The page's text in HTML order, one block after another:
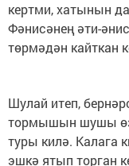
кертми, хатынын
Фәнисәнең әти-
төрмәдән кайткан
Шулай итеп,
тормышын шушы
туры килә. Калага
эшкә ятып торган